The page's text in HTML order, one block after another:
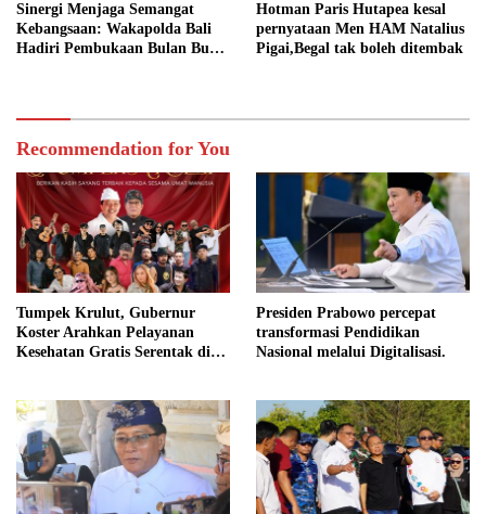
Sinergi Menjaga Semangat
Kebangsaan: Wakapolda Bali
Hadiri Pembukaan Bulan Bung
Hotman Paris Hutapea kesal
pernyataan Men HAM Natalius
Pigai,Begal tak boleh ditembak
Recommendation for You
Tumpek Krulut, Gubernur
Koster Arahkan Pelayanan
Kesehatan Gratis Serentak di
Presiden Prabowo percepat
transformasi Pendidikan
Nasional melalui Digitalisasi.